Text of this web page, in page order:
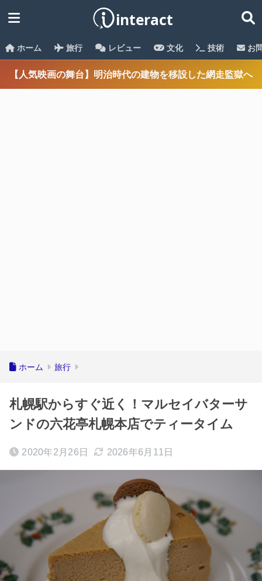
ホーム 旅行 レビュー 文化 技術 お
【人気映画の舞台】明治時代の建物を移設した網走監獄へ
ホーム 旅行
札幌駅からすぐ近く！マルセイバターサ
ンドの六花亭札幌本店でティータイム
2020年2月26日 2026年6月11日